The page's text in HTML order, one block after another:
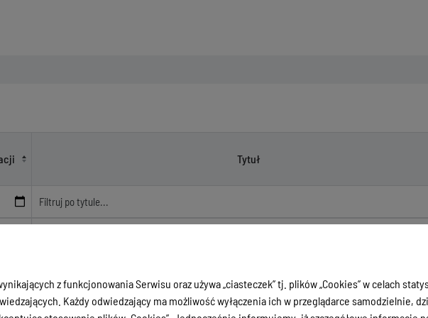
Tytuł
z funkcjonowania Serwisu oraz używa „ciasteczek” tj. plików „Cookies” w celach
Każdy odwiedzający ma możliwość wyłączenia ich w przeglądarce samodzielnie,